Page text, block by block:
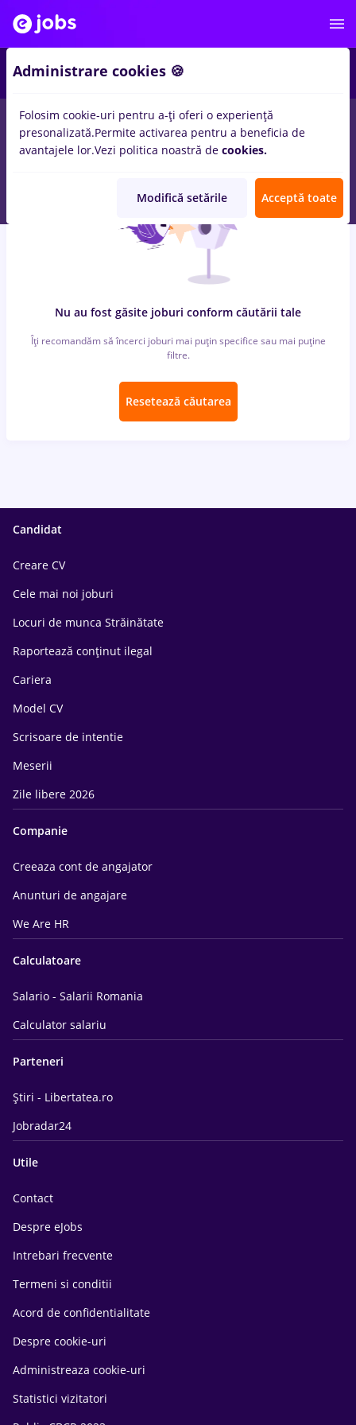
locuri de muncaprime kapital, Full timepentruStudent
Banci, Medicina / Sanatate
Nu au fost găsite joburi conform căutării tale
Îți recomandăm să încerci joburi mai puțin specifice sau mai puține
filtre.
Resetează căutarea
Candidat
Creare CV
Cele mai noi joburi
Locuri de munca Străinătate
Raportează conținut ilegal
Cariera
Model CV
Scrisoare de intentie
Meserii
Zile libere 2026
Companie
Creeaza cont de angajator
Anunturi de angajare
We Are HR
Calculatoare
Salario - Salarii Romania
Calculator salariu
Parteneri
Știri - Libertatea.ro
Jobradar24
Utile
Contact
Despre eJobs
Intrebari frecvente
Termeni si conditii
Acord de confidentialitate
Despre cookie-uri
Administreaza cookie-uri
Statistici vizitatori
Administrare cookies 🍪
Folosim cookie-uri pentru a-ți oferi o experiență
presonalizată.Permite activarea pentru a beneficia de
avantajele lor.Vezi politica noastră de cookies.
Modifică setările Acceptă toate